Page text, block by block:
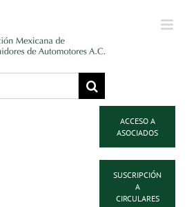
ACCESO A
ASOCIADOS
SUSCRIPCIÓN
A
CIRCULARES